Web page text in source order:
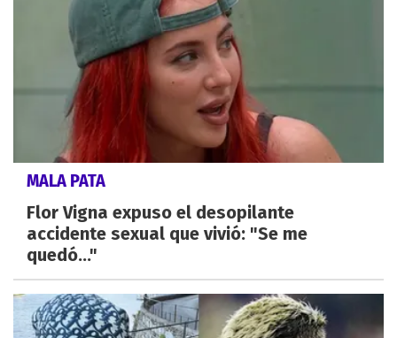
MALA PATA
Flor Vigna expuso el desopilante
accidente sexual que vivió: "Se me
quedó..."